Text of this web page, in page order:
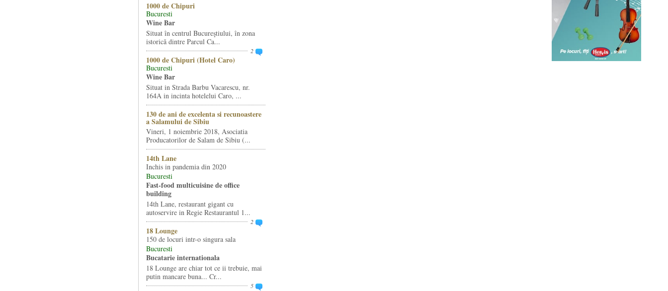
1000 de Chipuri
Bucuresti
Wine Bar
Situat în centrul Bucureştiului, în zona
istorică dintre Parcul Ca...
2
1000 de Chipuri (Hotel Caro)
Bucuresti
Wine Bar
Situat in Strada Barbu Vacarescu, nr.
164A in incinta hotelelui Caro, ...
130 de ani de excelenta si recunoastere
a Salamului de Sibiu
Vineri, 1 noiembrie 2018, Asociatia
Producatorilor de Salam de Sibiu (...
14th Lane
Inchis in pandemia din 2020
Bucuresti
Fast-food multicuisine de office
building
14th Lane, restaurant gigant cu
autoservire in Regie Restaurantul 1...
2
18 Lounge
150 de locuri intr-o singura sala
Bucuresti
Bucatarie internationala
18 Lounge are chiar tot ce ii trebuie, mai
putin mancare buna... Cr...
5